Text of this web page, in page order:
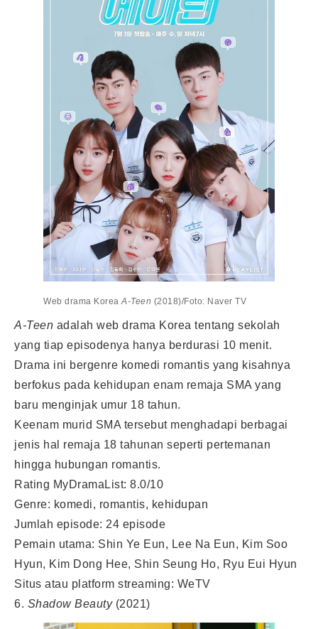
Web drama Korea A-Teen (2018)/Foto: Naver TV
A-Teen adalah web drama Korea tentang sekolah
yang tiap episodenya hanya berdurasi 10 menit.
Drama ini bergenre komedi romantis yang kisahnya
berfokus pada kehidupan enam remaja SMA yang
baru menginjak umur 18 tahun.
Keenam murid SMA tersebut menghadapi berbagai
jenis hal remaja 18 tahunan seperti pertemanan
hingga hubungan romantis.
Rating MyDramaList: 8.0/10
Genre: komedi, romantis, kehidupan
Jumlah episode: 24 episode
Pemain utama: Shin Ye Eun, Lee Na Eun, Kim Soo
Hyun, Kim Dong Hee, Shin Seung Ho, Ryu Eui Hyun
Situs atau platform streaming: WeTV
6. Shadow Beauty(2021)